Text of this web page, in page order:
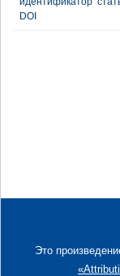
DOI
Это